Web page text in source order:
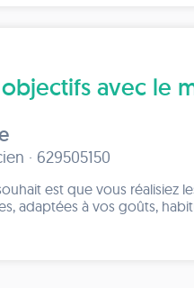
avec le
· 629505150
est que vous réalisiez
adaptées à vos goûts,